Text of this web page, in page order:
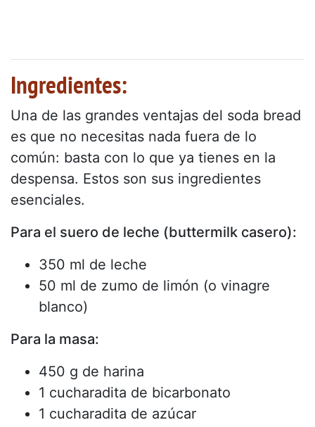
Ingredientes:
Una de las grandes ventajas del soda bread
es que no necesitas nada fuera de lo
común: basta con lo que ya tienes en la
despensa. Estos son sus ingredientes
esenciales.
Para el suero de leche (buttermilk casero):
350 ml de leche
50 ml de zumo de limón (o vinagre
blanco)
Para la masa:
450 g de harina
1 cucharadita de bicarbonato
1 cucharadita de azúcar